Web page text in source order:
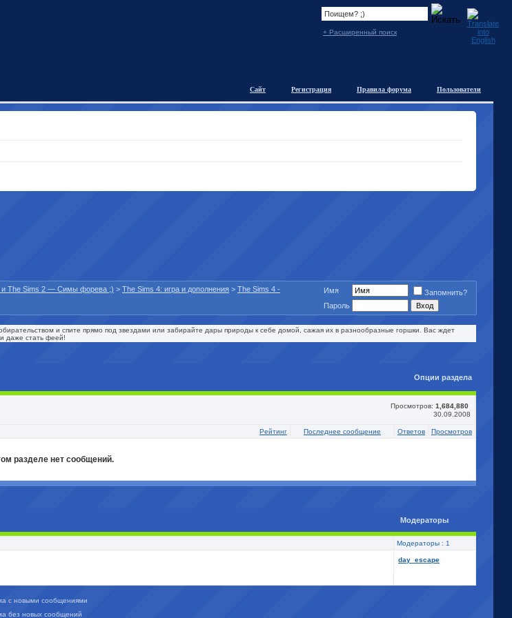
+ Расширенный поиск
Пользователи
Правила форума
Регистрация
Сайт
и The Sims 2 — Симы форева ;) > The Sims 4: игра и дополнения > The Sims 4 -
Имя
Запомнить?
Пароль
и спите прямо под звездами или забирайте дары природы к себе домой, сажая их в разнообразные горшки. Вас ждет
даже стать феей!
Опции раздела
Просмотров: 1,684,880
30.09.2008
Рейтинг Последнее сообщение Ответов Просмотров
разделе нет сообщений.
Модераторы
Модераторы : 1
day_escape
с новыми сообщениями
без новых сообщений